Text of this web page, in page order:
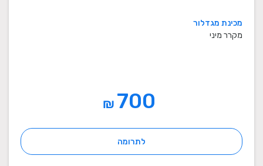
מכינת מגדלור
מקרר מיני
₪
לתרומה